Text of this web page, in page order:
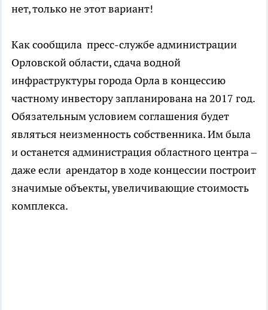
нет, только не этот вариант!
Как сообщила пресс-службе администрации
Орловской области, сдача водной
инфраструктуры города Орла в концессию
частному инвестору запланирована на 2017 год.
Обязательным условием соглашения будет
являться неизменность собственника. Им была
и останется администрация областного центра –
даже если арендатор в ходе концессии построит
значимые объекты, увеличивающие стоимость
комплекса.